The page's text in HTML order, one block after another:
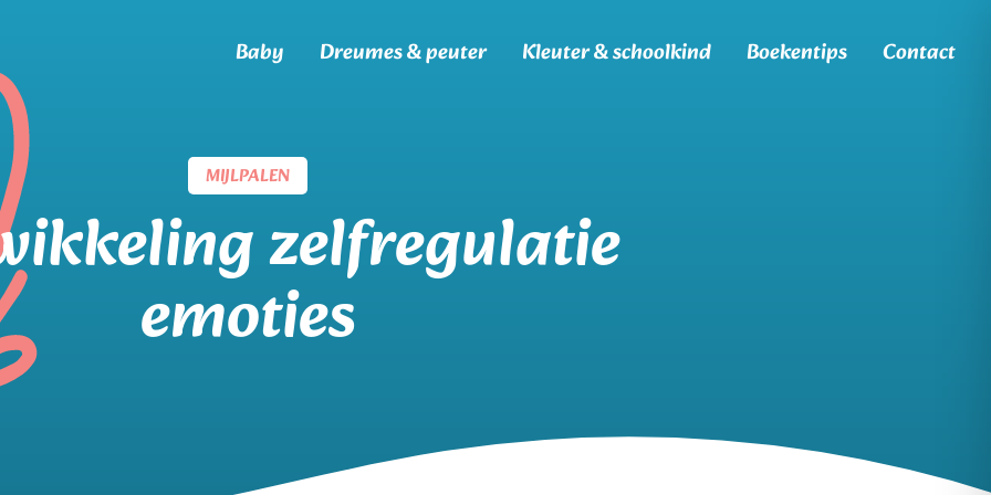
Baby Dreumes & peuter Kleuter & schoolkind Boekentips Contact
MIJLPALEN
zelfregulatie
emoties